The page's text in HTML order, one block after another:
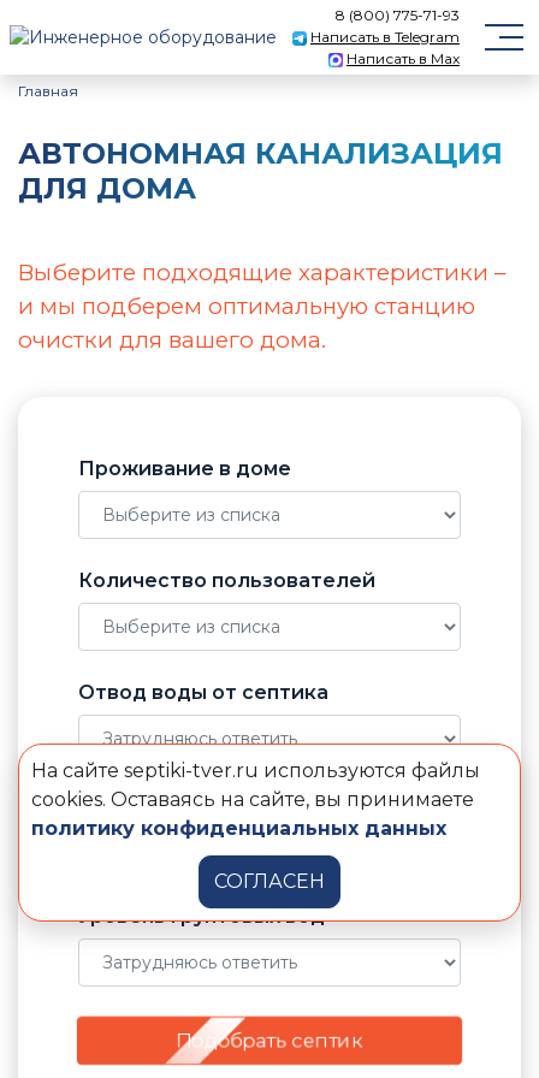
8 (800) 775-71-93
Написать в Telegram
Написать в Max
Главная
АВТОНОМНАЯ КАНАЛИЗАЦИЯ
ДЛЯ ДОМА
Выберите подходящие характеристики –
и мы подберем оптимальную станцию
очистки для вашего дома.
Проживание в доме
Количество пользователей
Отвод воды от септика
Электричество в доме
Уровень грунтовых вод
Подобрать септик
На сайте septiki-tver.ru используются файлы
cookies. Оставаясь на сайте, вы принимаете
политику конфиденциальных данных
СОГЛАСЕН